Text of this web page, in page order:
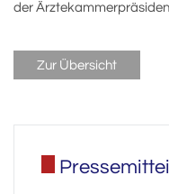
der
Zur Übersicht